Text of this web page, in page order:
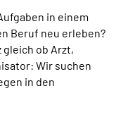
in einem
Beruf neu erleben?
gleich ob Arzt,
Wir suchen
in den